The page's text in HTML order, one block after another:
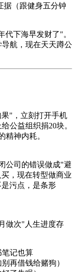
据（跟健身五分钟
代下海早发财了"。
航，现在天天蹲公
"，立刻打开手机
公益组织捐20块。
精神内耗。
公司的错误做成"避
，现在转型做商业
污点，是条形
做次"人生进度存
笔记也算
再借钱给赌狗）